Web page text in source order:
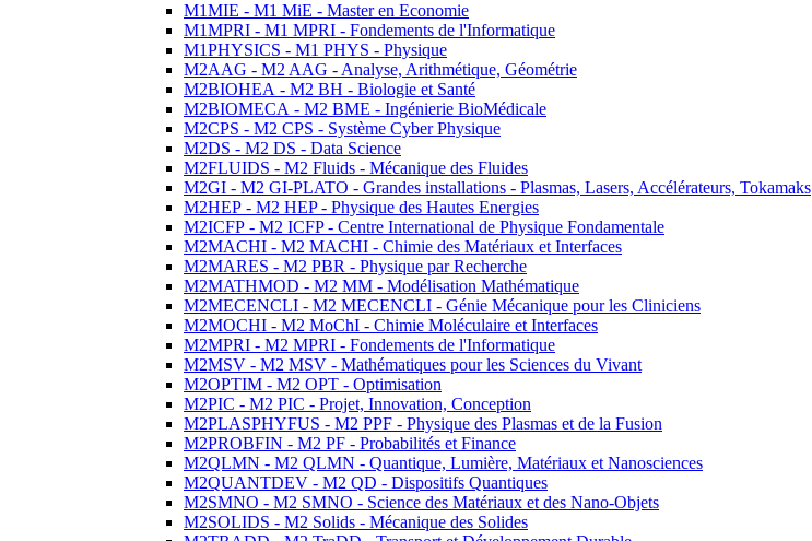
M1MIE - M1 MiE - Master en Economie
M1MPRI - M1 MPRI - Fondements de l'Informatique
M1PHYSICS - M1 PHYS - Physique
M2AAG - M2 AAG - Analyse, Arithmétique, Géométrie
M2BIOHEA - M2 BH - Biologie et Santé
M2BIOMECA - M2 BME - Ingénierie BioMédicale
M2CPS - M2 CPS - Système Cyber Physique
M2DS - M2 DS - Data Science
M2FLUIDS - M2 Fluids - Mécanique des Fluides
M2GI - M2 GI-PLATO - Grandes installations - Plasmas, Lasers, Accélérateurs, Tokamaks
M2HEP - M2 HEP - Physique des Hautes Energies
M2ICFP - M2 ICFP - Centre International de Physique Fondamentale
M2MACHI - M2 MACHI - Chimie des Matériaux et Interfaces
M2MARES - M2 PBR - Physique par Recherche
M2MATHMOD - M2 MM - Modélisation Mathématique
M2MECENCLI - M2 MECENCLI - Génie Mécanique pour les Cliniciens
M2MOCHI - M2 MoChI - Chimie Moléculaire et Interfaces
M2MPRI - M2 MPRI - Fondements de l'Informatique
M2MSV - M2 MSV - Mathématiques pour les Sciences du Vivant
M2OPTIM - M2 OPT - Optimisation
M2PIC - M2 PIC - Projet, Innovation, Conception
M2PLASPHYFUS - M2 PPF - Physique des Plasmas et de la Fusion
M2PROBFIN - M2 PF - Probabilités et Finance
M2QLMN - M2 QLMN - Quantique, Lumière, Matériaux et Nanosciences
M2QUANTDEV - M2 QD - Dispositifs Quantiques
M2SMNO - M2 SMNO - Science des Matériaux et des Nano-Objets
M2SOLIDS - M2 Solids - Mécanique des Solides